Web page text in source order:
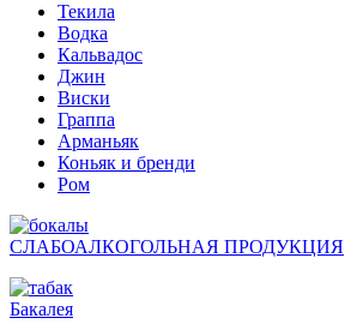
Текила
Водка
Кальвадос
Джин
Виски
Граппа
Арманьяк
Коньяк и бренди
Ром
СЛАБОАЛКОГОЛЬНАЯ ПРОДУКЦИЯ
Бакалея